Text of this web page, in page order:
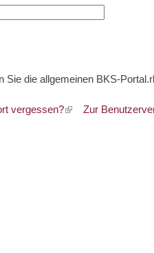
Sie die allgemeinen BKS-
vergessen? Zur